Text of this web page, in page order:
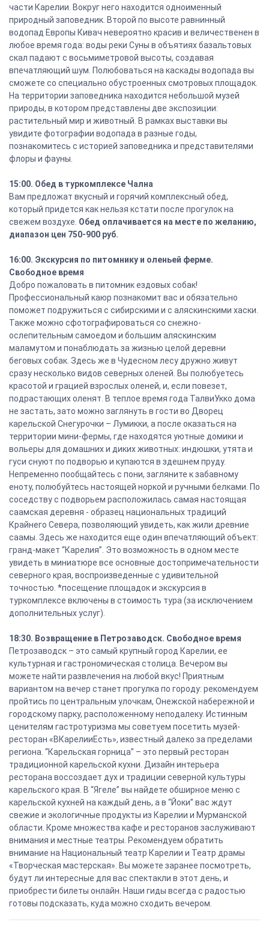
части Карелии. Вокруг него находится одноименный
природный заповедник. Второй по высоте равнинный
водопад Европы Кивач невероятно красив и величественен в
любое время года: воды реки Суны в объятиях базальтовых
скал падают с восьмиметровой высоты, создавая
впечатляющий шум. Полюбоваться на каскады водопада вы
сможете со специально обустроенных смотровых площадок.
На территории заповедника находится небольшой музей
природы, в котором представлены две экспозиции:
растительный мир и животный. В рамках выставки вы
увидите фотографии водопада в разные годы,
познакомитесь с историей заповедника и представителями
флоры и фауны.
15:00. Обед в туркомплексе Чална
Вам предложат вкусный и горячий комплексный обед,
который придется как нельзя кстати после прогулок на
свежем воздухе. Обед оплачивается на месте по желанию,
диапазон цен 750-900 руб.
16:00. Экскурсия по питомнику и оленьей ферме.
Свободное время
Добро пожаловать в питомник ездовых собак!
Профессиональный каюр познакомит вас и обязательно
поможет подружиться с сибирскими и с аляскинскими хаски.
Также можно сфотографироваться со снежно-
ослепительным самоедом и большим аляскинским
маламутом и понаблюдать за жизнью целой деревни
беговых собак. Здесь же в Чудесном лесу дружно живут
сразу несколько видов северных оленей. Вы полюбуетесь
красотой и грацией взрослых оленей, и, если повезет,
подрастающих оленят. В теплое время года ТалвиУкко дома
не застать, зато можно заглянуть в гости во Дворец
карельской Снегурочки – Лумикки, а после оказаться на
территории мини-фермы, где находятся уютные домики и
вольеры для домашних и диких животных: индюшки, утята и
гуси снуют по подворью и купаются в здешнем пруду.
Непременно пообщайтесь с пони, загляните к забавному
еноту, полюбуйтесь настоящей норкой и ручными белками. По
соседству с подворьем расположилась самая настоящая
саамская деревня - образец национальных традиций
Крайнего Севера, позволяющий увидеть, как жили древние
саамы. Здесь же находится еще один впечатляющий объект:
гранд-макет “Карелия”. Это возможность в одном месте
увидеть в миниатюре все основные достопримечательности
северного края, воспроизведенные с удивительной
точностью. *посещение площадок и экскурсия в
туркомплексе включены в стоимость тура (за исключением
дополнительных услуг).
18:30. Возвращение в Петрозаводск. Свободное время
Петрозаводск – это самый крупный город Карелии, ее
культурная и гастрономическая столица. Вечером вы
можете найти развлечения на любой вкус! Приятным
вариантом на вечер станет прогулка по городу: рекомендуем
пройтись по центральным улочкам, Онежской набережной и
городскому парку, расположенному неподалеку. Истинным
ценителям гастротуризма мы советуем посетить музей-
ресторан «ВКарелииЕсть», известный далеко за пределами
региона. “Карельская горница” – это первый ресторан
традиционной карельской кухни. Дизайн интерьера
ресторана воссоздает дух и традиции северной культуры
карельского края. В “Ягеле” вы найдете обширное меню с
карельской кухней на каждый день, а в “Йоки” вас ждут
свежие и экологичные продукты из Карелии и Мурманской
области. Кроме множества кафе и ресторанов заслуживают
внимания и местные театры. Рекомендуем обратить
внимание на Национальный театр Карелии и Театр драмы
«Творческая мастерская». Вы можете заранее посмотреть,
будут ли интересные для вас спектакли в этот день, и
приобрести билеты онлайн. Наши гиды всегда с радостью
готовы подсказать, куда можно сходить вечером.